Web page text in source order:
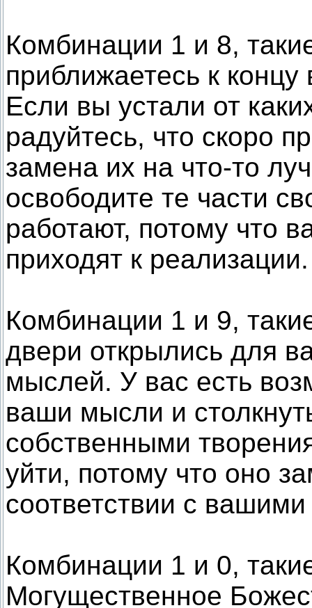
Комбинации 1 и 8,
приближаетесь к
Если вы устали от
радуйтесь, что скоро
замена их на что-то
освободите те части
работают, потому что
приходят к реализации.
Комбинации 1 и 9,
двери открылись для
мыслей. У вас есть
ваши мысли и
собственными
уйти, потому что оно
соответствии с
Комбинации 1 и 0,
Могущественное